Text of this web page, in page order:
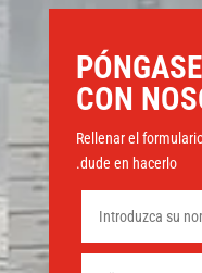
CON
Rellenar el
dude en hacerlo.